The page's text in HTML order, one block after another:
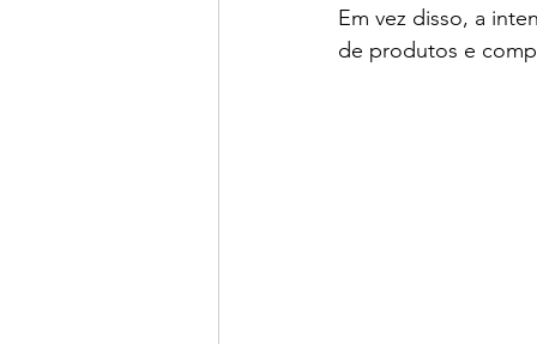
Em vez disso, a
de produtos e